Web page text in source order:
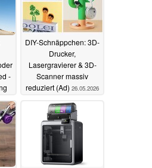
-
DIY-Schnäppchen: 3D-
Drucker,
Lasergravierer & 3D-
Scanner massiv
reduziert (Ad) 26.05.2026